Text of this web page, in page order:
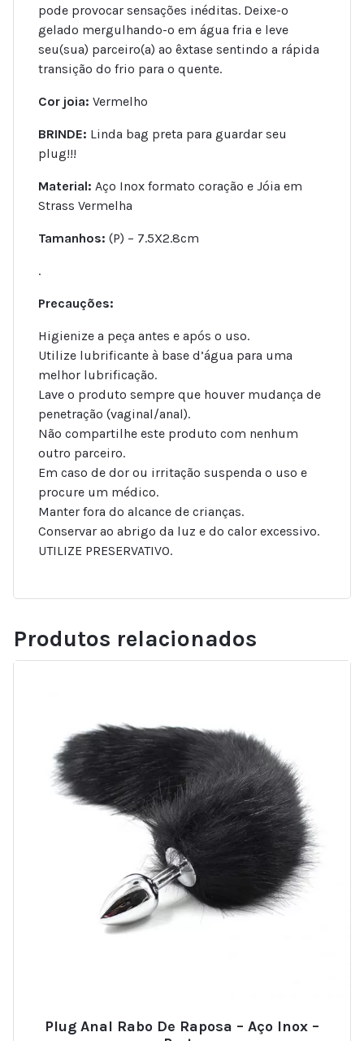
pode provocar sensações inéditas. Deixe-o
gelado mergulhando-o em água fria e leve
seu(sua) parceiro(a) ao êxtase sentindo a rápida
transição do frio para o quente.
Cor joia: Vermelho
BRINDE: Linda bag preta para guardar seu
plug!!!
Material: Aço Inox formato coração e Jóia em
Strass Vermelha
Tamanhos: (P) – 7.5X2.8cm
.
Precauções:
Higienize a peça antes e após o uso.
Utilize lubrificante à base d’água para uma
melhor lubrificação.
Lave o produto sempre que houver mudança de
penetração (vaginal/anal).
Não compartilhe este produto com nenhum
outro parceiro.
Em caso de dor ou irritação suspenda o uso e
procure um médico.
Manter fora do alcance de crianças.
Conservar ao abrigo da luz e do calor excessivo.
UTILIZE PRESERVATIVO.
Produtos relacionados
Plug Anal Rabo De Raposa – Aço Inox –